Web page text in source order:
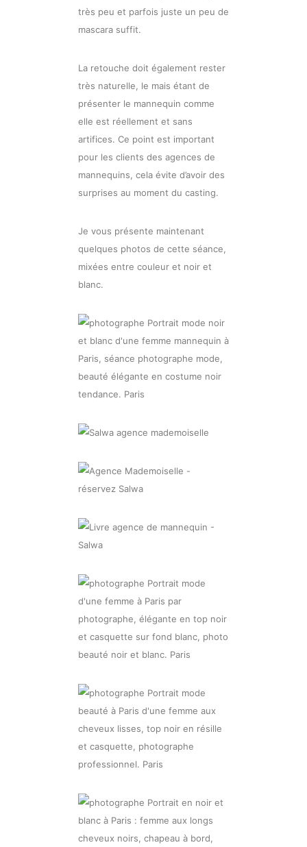
très peu et parfois juste un peu de
mascara suffit.
La retouche doit également rester
très naturelle, le mais étant de
présenter le mannequin comme
elle est réellement et sans
artifices. Ce point est important
pour les clients des agences de
mannequins, cela évite d’avoir des
surprises au moment du casting.
Je vous présente maintenant
quelques photos de cette séance,
mixées entre couleur et noir et
blanc.